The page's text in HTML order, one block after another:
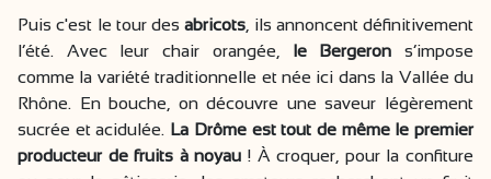
Puis c'est le tour desabricots , ils annoncent définitivement
l’été. Avec leur chair orangée,
le Bergeron s’impose
comme la variété traditionnelle et née ici dans la Vallée du
Rhône. En bouche, on découvre une saveur légèrement
sucrée et acidulée. La Drôme est tout de même le premier
producteur de fruits à noyau ! À croquer, pour la confiture